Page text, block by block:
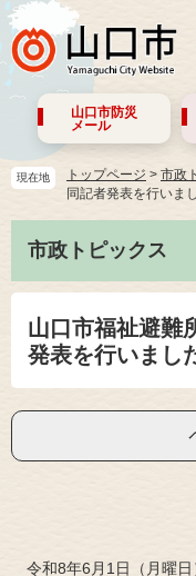
山口市防災
メール
現在地 トップページ > 市政
同記者発表を行いま
市政トピックス
山口市福祉避難
発表を行いまし
令和8年6月1日（月曜日